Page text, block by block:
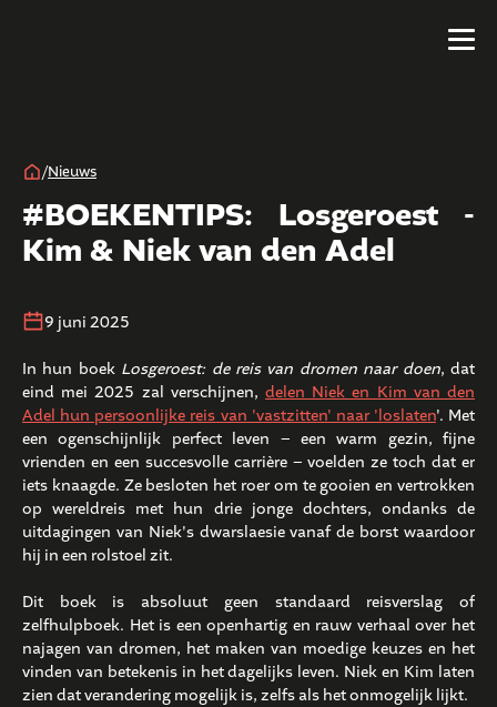
/Nieuws
#BOEKENTIPS: Losgeroest -
Kim & Niek van den Adel
9 juni 2025
In hun boek Losgeroest: de reis van dromen naar doen, dat
eind mei 2025 zal verschijnen, delen Niek en Kim van den
Adel hun persoonlijke reis van 'vastzitten' naar 'loslaten'. Met
een ogenschijnlijk perfect leven – een warm gezin, fijne
vrienden en een succesvolle carrière – voelden ze toch dat er
iets knaagde. Ze besloten het roer om te gooien en vertrokken
op wereldreis met hun drie jonge dochters, ondanks de
uitdagingen van Niek's dwarslaesie vanaf de borst waardoor
hij in een rolstoel zit.
Dit boek is absoluut geen standaard reisverslag of
zelfhulpboek. Het is een openhartig en rauw verhaal over het
najagen van dromen, het maken van moedige keuzes en het
vinden van betekenis in het dagelijks leven. Niek en Kim laten
zien dat verandering mogelijk is, zelfs als het onmogelijk lijkt.